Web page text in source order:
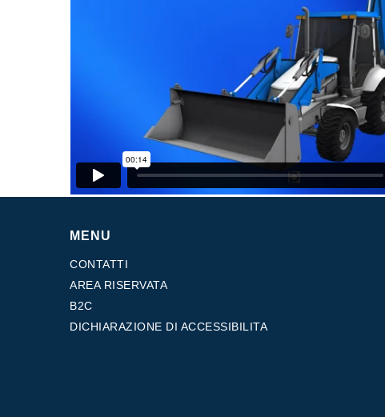
Scatole ingranaggi prodotte per Bondioli & Pavesi
Scatole ingranaggi ad assi paralleli
Scatole ingranaggi Speciali
Scatole Pump Drive
Frizioni multidisco a comando idraulico
Pompe e motori ad ingranaggi
Pompe e motori a pistoni assiali
Motori elettrici brushless - Serie MS
Motori Orbitali prodotti per Bondioli & Pavesi
MENU
CONTATTI
AREA RISERVATA
B2C
DICHIARAZIONE DI ACCESSIBILITA